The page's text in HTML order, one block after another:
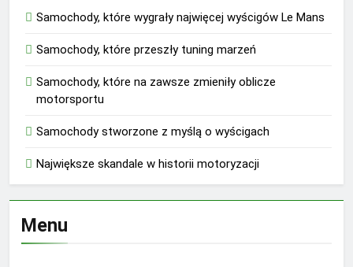
Samochody, które wygrały najwięcej wyścigów Le Mans
Samochody, które przeszły tuning marzeń
Samochody, które na zawsze zmieniły oblicze
motorsportu
Samochody stworzone z myślą o wyścigach
Największe skandale w historii motoryzacji
Menu